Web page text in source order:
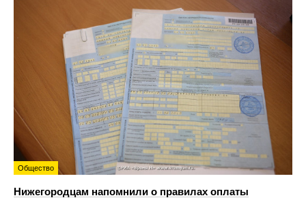
Общество
Нижегородцам напомнили о правилах оплаты